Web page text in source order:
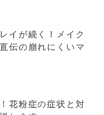
イが続く！メイク
伝の崩れにくいマ
花粉症の症状と対